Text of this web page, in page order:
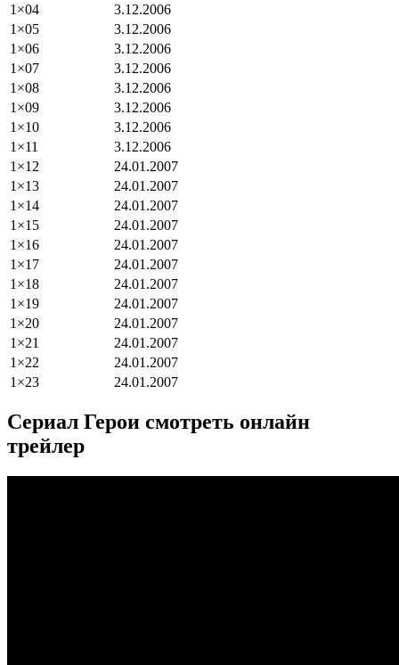
1×04
3.12.2006
1×05
3.12.2006
1×06
3.12.2006
1×07
3.12.2006
1×08
3.12.2006
1×09
3.12.2006
1×10
3.12.2006
1×11
3.12.2006
1×12
24.01.2007
1×13
24.01.2007
1×14
24.01.2007
1×15
24.01.2007
1×16
24.01.2007
1×17
24.01.2007
1×18
24.01.2007
1×19
24.01.2007
1×20
24.01.2007
1×21
24.01.2007
1×22
24.01.2007
1×23
24.01.2007
Сериал Герои смотреть онлайн
трейлер